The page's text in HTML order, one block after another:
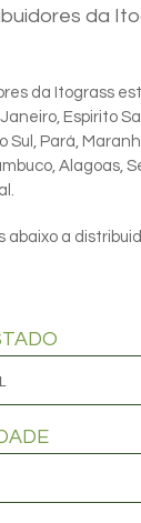
da
da Itograss
Espirito
Sul, Pará,
Alagoas,
abaixo a